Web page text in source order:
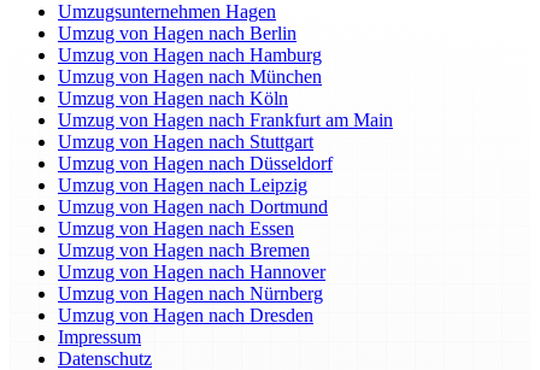
Umzugsunternehmen Hagen
Umzug von Hagen nach Berlin
Umzug von Hagen nach Hamburg
Umzug von Hagen nach München
Umzug von Hagen nach Köln
Umzug von Hagen nach Frankfurt am Main
Umzug von Hagen nach Stuttgart
Umzug von Hagen nach Düsseldorf
Umzug von Hagen nach Leipzig
Umzug von Hagen nach Dortmund
Umzug von Hagen nach Essen
Umzug von Hagen nach Bremen
Umzug von Hagen nach Hannover
Umzug von Hagen nach Nürnberg
Umzug von Hagen nach Dresden
Impressum
Datenschutz